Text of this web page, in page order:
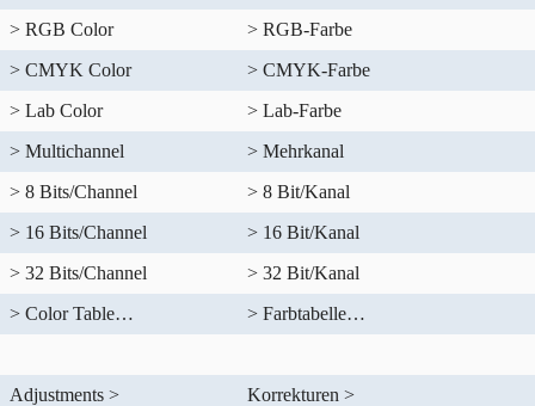
> RGB Color
> RGB-Farbe
> CMYK Color
> CMYK-Farbe
> Lab Color
> Lab-Farbe
> Multichannel
> Mehrkanal
> 8 Bits/Channel
> 8 Bit/Kanal
> 16 Bits/Channel
> 16 Bit/Kanal
> 32 Bits/Channel
> 32 Bit/Kanal
> Color Table…
> Farbtabelle…
Adjustments >
Korrekturen >